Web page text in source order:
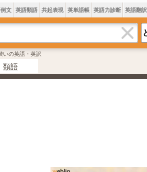
文 英語類語 共起表現 英単語帳 英語力診断 英語翻訳
いの英語・英訳
類語